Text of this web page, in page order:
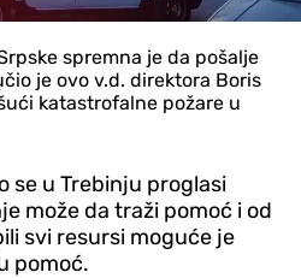
spremna je da pošalje
je ovo v.d. direktora Boris
katastrofalne požare u
se u Trebinju proglasi
može da traži pomoć i od
svi resursi moguće je
pomoć.